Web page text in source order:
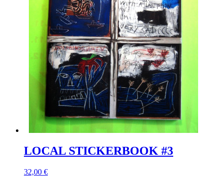
LOCAL STICKERBOOK #3
32,00 €